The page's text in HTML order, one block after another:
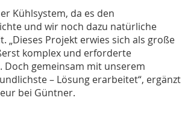
Kühlsystem, da es den
und wir noch dazu natürliche
„Dieses Projekt erwies sich als große
komplex und erforderte
Doch gemeinsam mit unserem
– Lösung erarbeitet“, ergänzt
bei Güntner.